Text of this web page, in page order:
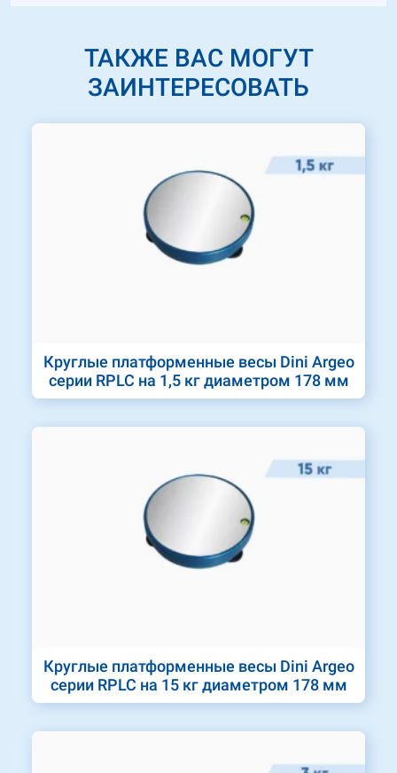
ТАКЖЕ ВАС МОГУТ
ЗАИНТЕРЕСОВАТЬ
Круглые платформенные весы Dini Argeo
серии RPLC на 1,5 кг диаметром 178 мм
Круглые платформенные весы Dini Argeo
серии RPLC на 15 кг диаметром 178 мм